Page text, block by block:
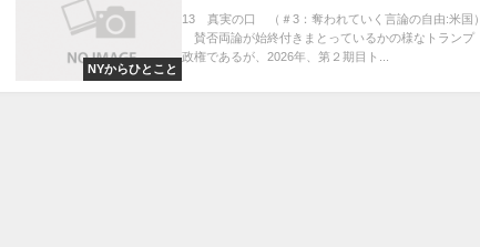
NYからひとこと
13 真実の口 （＃3：奪われていく言論の自由:米国）
賛否両論が始終付きまとっているかの様なトランプ
政権であるが、2026年、第２期目ト...